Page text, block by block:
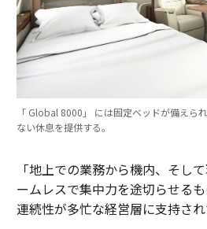
「 Global 8000」 には固定ベッドが備えら
ない休息を提供する。
「地上での業務から機内、そし
ームレスで集中力を途切らせる
連続性が多忙な経営層に支持され